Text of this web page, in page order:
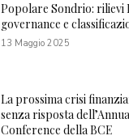
Popolare Sondrio: rilievi
governance e
13 Maggio 2025
La prossima crisi
senza risposta
Conference della BCE